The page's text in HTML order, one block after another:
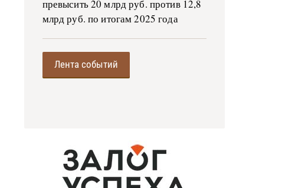
превысить 20 млрд руб. против 12,8
млрд руб. по итогам 2025 года
Лента событий